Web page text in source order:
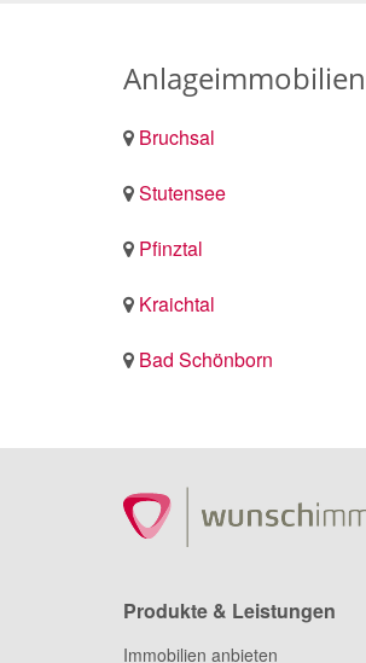
Bruchsal
Stutensee
Pfinztal
Kraichtal
Bad Schönborn
Produkte & Leistungen
Immobilien anbieten